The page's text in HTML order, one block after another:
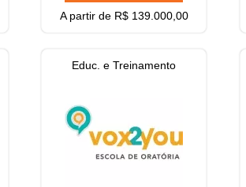
A partir de R$ 139.000,00
Educ. e Treinamento